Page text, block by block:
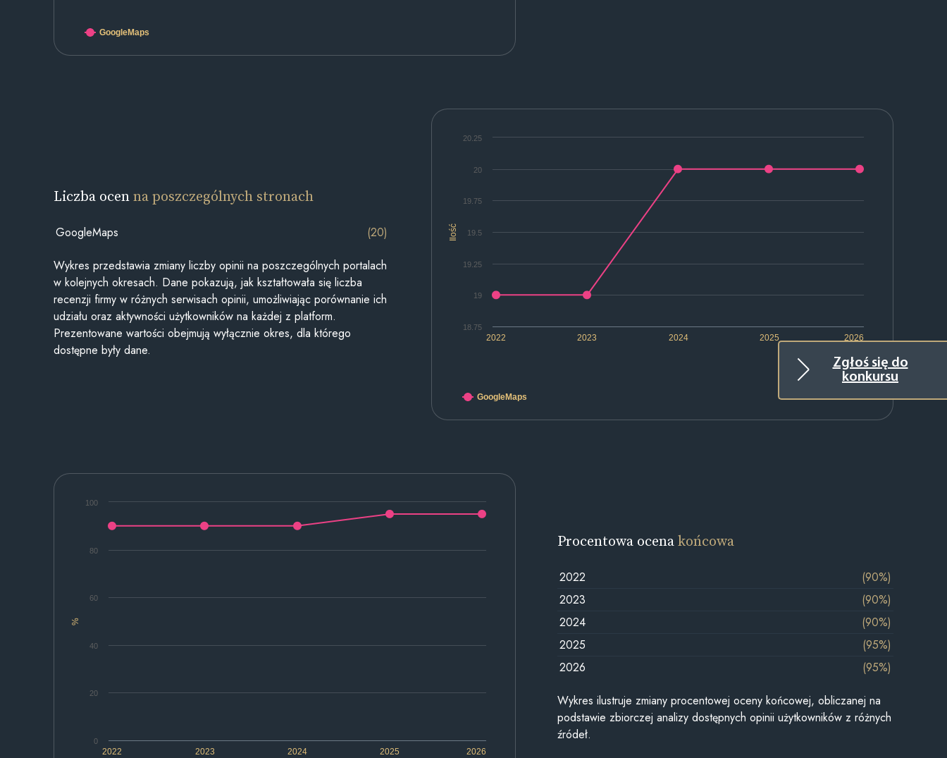
Zgłoś się do
konkursu
GoogleMaps
Ilość
2022 2023 2024 2025 2026
18.75
19
19.25
19.5
19.75
20
20.25
GoogleMaps
Liczba ocenna poszczególnych stronach
GoogleMaps (20)
Wykres przedstawia zmiany liczby opinii na poszczególnych portalach
w kolejnych okresach. Dane pokazują, jak kształtowała się liczba
recenzji firmy w różnych serwisach opinii, umożliwiając porównanie ich
udziału oraz aktywności użytkowników na każdej z platform.
Prezentowane wartości obejmują wyłącznie okres, dla którego
dostępne były dane.
%
2022 2023 2024 2025 2026
0
20
40
60
80
100
Procentowa ocenakońcowa
2022
(90%)
2023
(90%)
2024
(90%)
2025
(95%)
2026
(95%)
Wykres ilustruje zmiany procentowej oceny końcowej, obliczanej na
podstawie zbiorczej analizy dostępnych opinii użytkowników z różnych
źródeł.